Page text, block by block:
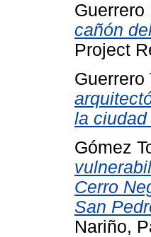
Guerrero
cañón
Project
Guerrero
la ciudad
Gómez
Cerro
San
Nariño,